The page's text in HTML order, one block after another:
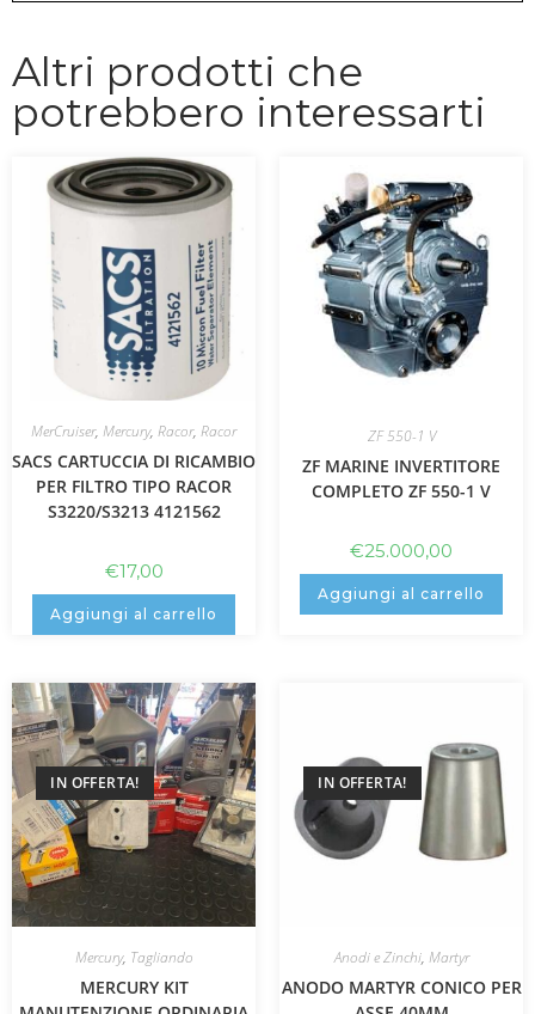
Altri prodotti che
potrebbero interessarti
MerCruiser, Mercury, Racor, Racor
SACS CARTUCCIA DI RICAMBIO
PER FILTRO TIPO RACOR
S3220/S3213 4121562
€17,00
Aggiungi al carrello
ZF 550-1 V
ZF MARINE INVERTITORE
COMPLETO ZF 550-1 V
€25.000,00
Aggiungi al carrello
IN OFFERTA!
Mercury, Tagliando
MERCURY KIT
IN OFFERTA!
Anodi e Zinchi, Martyr
ANODO MARTYR CONICO PER